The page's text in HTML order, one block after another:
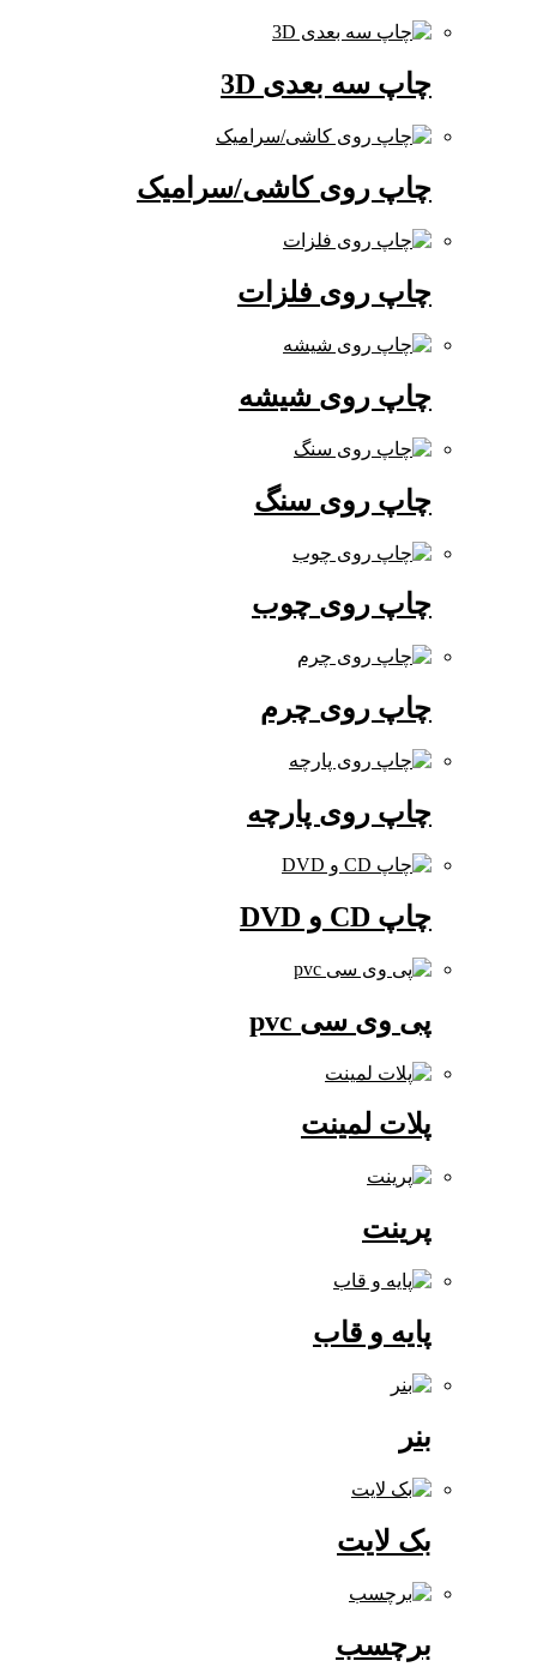
چاپ سه بعدی 3D
چاپ روی کاشی/سرامیک
چاپ روی فلزات
چاپ روی شیشه
چاپ روی سنگ
چاپ روی چوب
چاپ روی چرم
چاپ روی پارچه
پی وی سی pvc
پلات لمینت
پایه و قاب